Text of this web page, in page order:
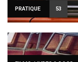
PRATIQUE 53